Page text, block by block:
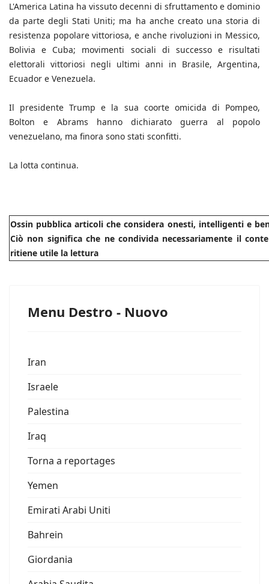
L'America Latina ha vissuto decenni di sfruttamento e dominio
da parte degli Stati Uniti; ma ha anche creato una storia di
resistenza popolare vittoriosa, e anche rivoluzioni in Messico,
Bolivia e Cuba; movimenti sociali di successo e risultati
elettorali vittoriosi negli ultimi anni in Brasile, Argentina,
Ecuador e Venezuela.
Il presidente Trump e la sua coorte omicida di Pompeo,
Bolton e Abrams hanno dichiarato guerra al popolo
venezuelano, ma finora sono stati sconfitti.
La lotta continua.
Ossin pubblica articoli che considera onesti, intelligenti e
Ciò non significa che ne condivida necessariamente il
ritiene utile la lettura
Menu Destro - Nuovo
Iran
Israele
Palestina
Iraq
Torna a reportages
Yemen
Emirati Arabi Uniti
Bahrein
Giordania